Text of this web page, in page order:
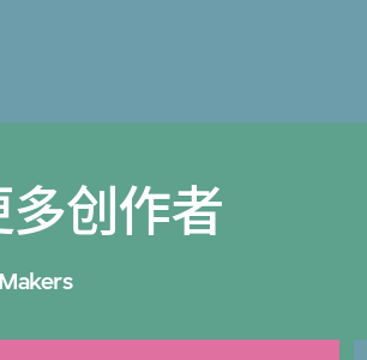
创作者